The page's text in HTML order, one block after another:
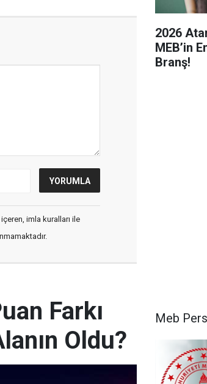
imla kuralları ile
2026
MEB’in
Branş!
Farkı
Oldu?
Meb